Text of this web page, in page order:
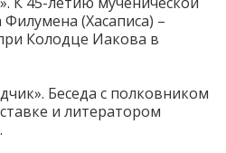
(Хасаписа) –
Колодце Иакова в
Беседа с полковником
и литератором